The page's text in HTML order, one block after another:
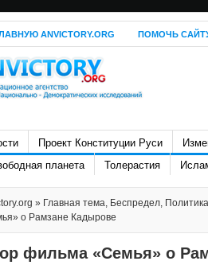
ANVICTORY.ORG ПОМОЧЬ
Проект Конституции Руси
планета
Толерастия
» Главная тема, Беспредел, Политика
о Рамзане Кадырове
фильма «Семья» о